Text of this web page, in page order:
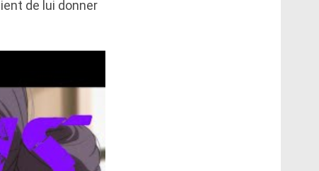
de lui donner